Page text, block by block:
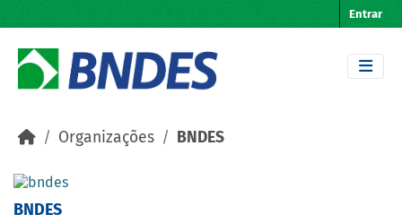
Entrar
Organizações BNDES
BNDES